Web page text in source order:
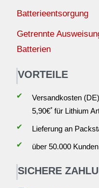
Batterieentsorgung
Getrennte
Batterien
VORTEILE
✔ Versandkosten
5,90€*für Lithium
✔
Lieferung an
✔
über 50.000
SICHERE